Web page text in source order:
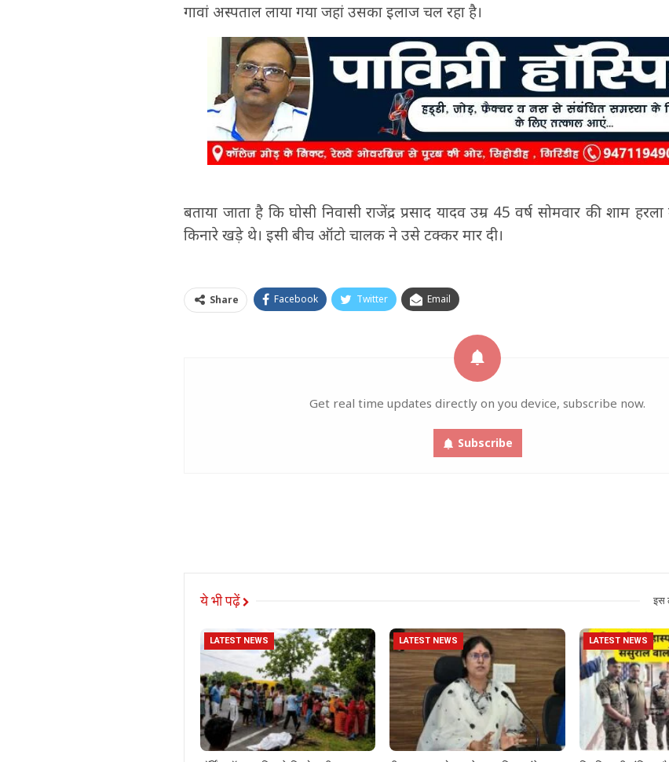
गावां अस्पताल लाया गया जहां उसका इलाज चल रहा है।
बताया जाता है कि घोसी निवासी राजेंद्र प्रसाद यादव उम्र 45 वर्ष सोमवार की शाम
किनारे खड़े थे। इसी बीच ऑटो चालक ने उसे टक्कर मार दी।
Share Facebook Twitter Email
Get real time updates directly on you device, subscribe now.
Subscribe
ये भी पढ़ें इस
LATEST NEWS LATEST NEWS LATEST NEWS